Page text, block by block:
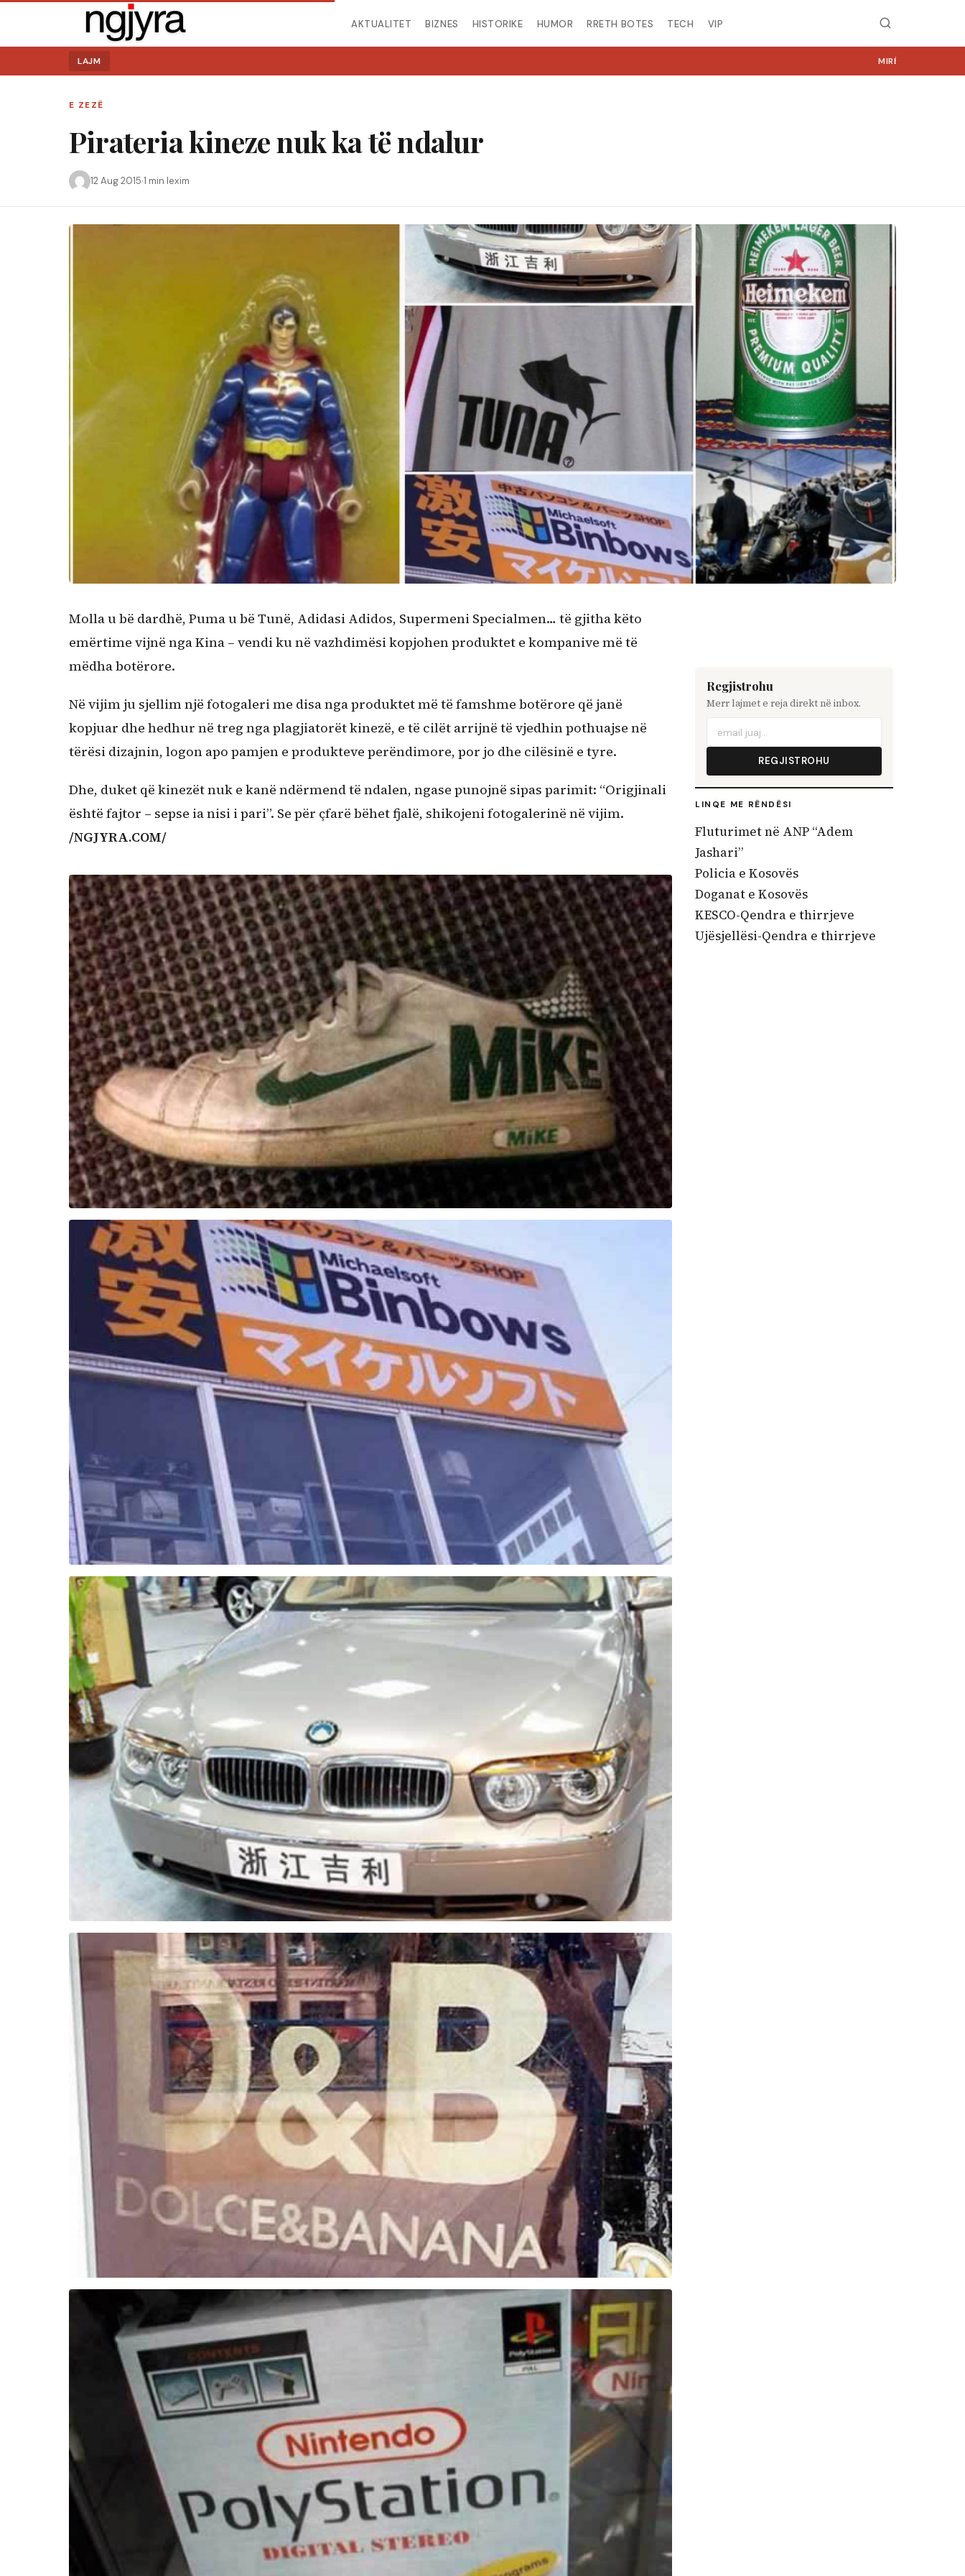
Kërko:
AKTUALITET BIZNES HISTORIKE HUMOR RRETH BOTES TECH VIP
LAJM MIRË SE VINI NË NGJYRA.COM
E ZEZË
Pirateria kineze nuk ka të ndalur
12 Aug 2015·1 min lexim
Molla u bë dardhë, Puma u bë Tunë, Adidasi Adidos, Supermeni Specialmen… të gjitha këto
emërtime vijnë nga Kina – vendi ku në vazhdimësi kopjohen produktet e kompanive më të
mëdha botërore.
Në vijim ju sjellim një fotogaleri me disa nga produktet më të famshme botërore që janë
kopjuar dhe hedhur në treg nga plagjiatorët kinezë, e të cilët arrijnë të vjedhin pothuajse në
tërësi dizajnin, logon apo pamjen e produkteve perëndimore, por jo dhe cilësinë e tyre.
Dhe, duket që kinezët nuk e kanë ndërmend të ndalen, ngase punojnë sipas parimit: “Origjinali
është fajtor – sepse ia nisi i pari”. Se për çfarë bëhet fjalë, shikojeni fotogalerinë në vijim.
/NGJYRA.COM/
Regjistrohu
Merr lajmet e reja direkt në inbox.
REGJISTROHU
LINQE ME RËNDËSI
Fluturimet në ANP “Adem
Jashari”
Policia e Kosovës
Doganat e Kosovës
KESCO-Qendra e thirrjeve
Ujësjellësi-Qendra e thirrjeve